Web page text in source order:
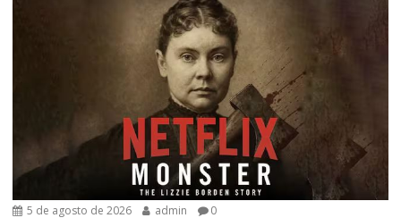
5 de agosto de 2026 admin 0